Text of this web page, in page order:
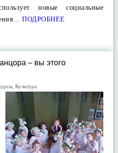
новые социальные
ПОДРОБНЕЕ
– вы этого
Культура